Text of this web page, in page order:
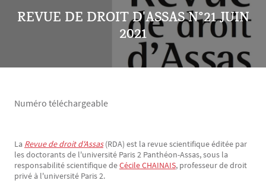
REVUE DE DROIT D'ASSAS N°21 JUIN
2021
Numéro téléchargeable
Texte
La Revue de droit d'Assas(RDA) est la revue scientifique éditée par
les doctorants de l'université Paris 2 Panthéon-Assas, sous la
responsabilité scientifique deCécile CHAINAIS, professeur de droit
privé à l'université Paris 2.